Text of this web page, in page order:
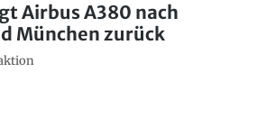
Airbus A380 nach
München zurück